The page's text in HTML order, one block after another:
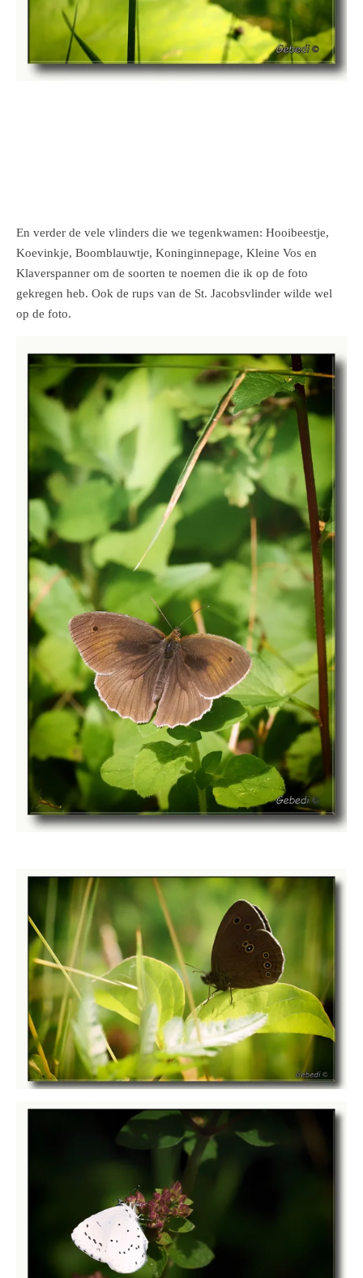
En verder de vele vlinders die we tegenkwamen: Hooibeestje,
Koevinkje, Boomblauwtje, Koninginnepage, Kleine Vos en
Klaverspanner om de soorten te noemen die ik op de foto
gekregen heb. Ook de rups van de St. Jacobsvlinder wilde wel
op de foto.